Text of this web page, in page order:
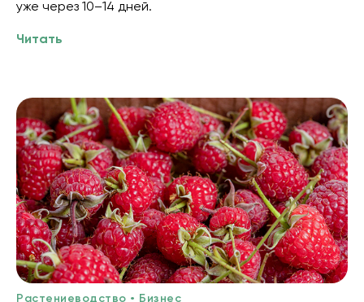
уже через 10–14 дней.
Читать
Растениеводство • Бизнес